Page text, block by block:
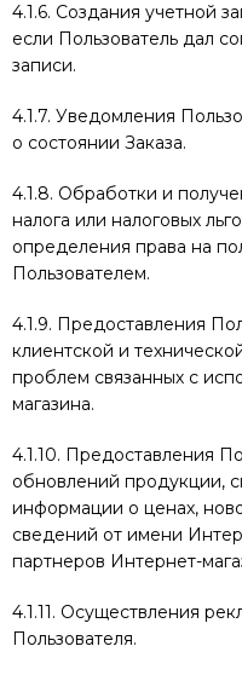
4.1.6. Создания учетной
если Пользователь дал
записи.
4.1.7. Уведомления
о состоянии Заказа.
4.1.8. Обработки и
налога или налоговых
определения права на
Пользователем.
4.1.9. Предоставления
клиентской и
проблем связанных с
магазина.
4.1.10. Предоставления
обновлений продукции,
информации о ценах,
сведений от имени
партнеров Интернет-
4.1.11. Осуществления
Пользователя.